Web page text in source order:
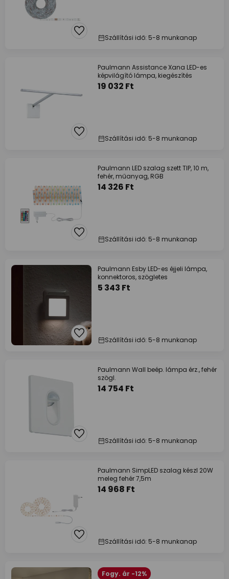
Szállítási idő: 5-8 munkanap
Paulmann Assistance Xana LED-es
képvilágító lámpa, kiegészítés
19 032 Ft
Szállítási idő: 5-8 munkanap
Paulmann LED szalag szett TIP, 10 m,
fehér, műanyag, RGB
14 326 Ft
Szállítási idő: 5-8 munkanap
Paulmann Esby LED-es éjjeli lámpa,
konnektoros, szögletes
5 343 Ft
Szállítási idő: 5-8 munkanap
Paulmann Wall beép. lámpa érz., fehér
szögl.
14 754 Ft
Szállítási idő: 5-8 munkanap
Paulmann SimpLED szalag készl 20W
meleg fehér 7,5m
14 968 Ft
Szállítási idő: 5-8 munkanap
Fogy. ár -12%